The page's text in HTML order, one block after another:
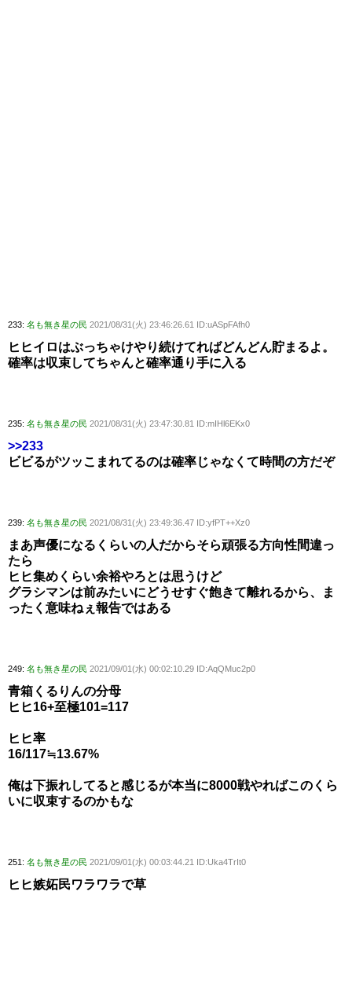
233: 名も無き星の民 2021/08/31(火) 23:46:26.61 ID:uASpFAfh0
ヒヒイロはぶっちゃけやり続けてればどんどん貯まるよ。
確率は収束してちゃんと確率通り手に入る
235: 名も無き星の民 2021/08/31(火) 23:47:30.81 ID:mIHl6EKx0
>>233
ビビるがツッこまれてるのは確率じゃなくて時間の方だぞ
239: 名も無き星の民 2021/08/31(火) 23:49:36.47 ID:yfPT++Xz0
まあ声優になるくらいの人だからそら頑張る方向性間違っ
たら
ヒヒ集めくらい余裕やろとは思うけど
グラシマンは前みたいにどうせすぐ飽きて離れるから、ま
ったく意味ねぇ報告ではある
249: 名も無き星の民 2021/09/01(水) 00:02:10.29 ID:AqQMuc2p0
青箱くるりんの分母
ヒヒ16+至極101=117
ヒヒ率
16/117≒13.67%
俺は下振れしてると感じるが本当に8000戦やればこのくら
いに収束するのかもな
251: 名も無き星の民 2021/09/01(水) 00:03:44.21 ID:Uka4TrIt0
ヒヒ嫉妬民ワラワラで草